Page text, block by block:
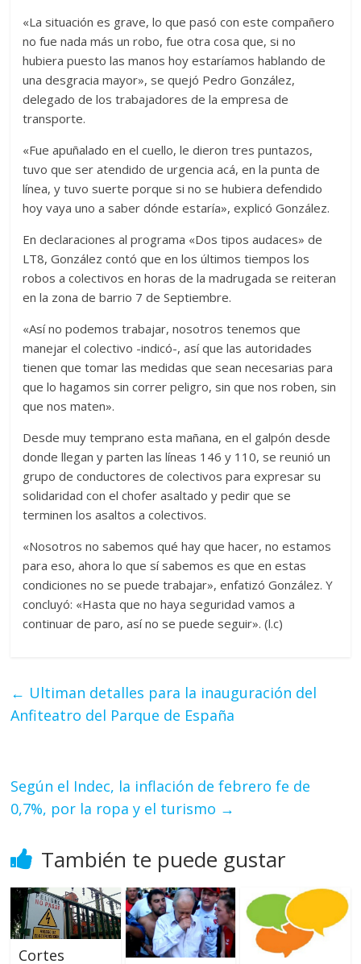
«La situación es grave, lo que pasó con este compañero
no fue nada más un robo, fue otra cosa que, si no
hubiera puesto las manos hoy estaríamos hablando de
una desgracia mayor», se quejó Pedro González,
delegado de los trabajadores de la empresa de
transporte.
«Fue apuñalado en el cuello, le dieron tres puntazos,
tuvo que ser atendido de urgencia acá, en la punta de
línea, y tuvo suerte porque si no se hubiera defendido
hoy vaya uno a saber dónde estaría», explicó González.
En declaraciones al programa «Dos tipos audaces» de
LT8, González contó que en los últimos tiempos los
robos a colectivos en horas de la madrugada se reiteran
en la zona de barrio 7 de Septiembre.
«Así no podemos trabajar, nosotros tenemos que
manejar el colectivo -indicó-, así que las autoridades
tienen que tomar las medidas que sean necesarias para
que lo hagamos sin correr peligro, sin que nos roben, sin
que nos maten».
Desde muy temprano esta mañana, en el galpón desde
donde llegan y parten las líneas 146 y 110, se reunió un
grupo de conductores de colectivos para expresar su
solidaridad con el chofer asaltado y pedir que se
terminen los asaltos a colectivos.
«Nosotros no sabemos qué hay que hacer, no estamos
para eso, ahora lo que sí sabemos es que en estas
condiciones no se puede trabajar», enfatizó González. Y
concluyó: «Hasta que no haya seguridad vamos a
continuar de paro, así no se puede seguir». (l.c)
← Ultiman detalles para la inauguración del
Anfiteatro del Parque de España
Según el Indec, la inflación de febrero fe de
0,7%, por la ropa y el turismo →
También te puede gustar
Cortes